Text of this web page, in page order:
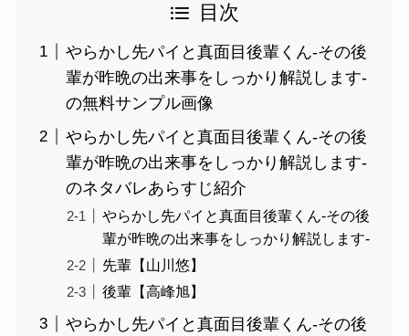
目次
やらかし先パイと真面目後輩くん-その後
輩が昨晩の出来事をしっかり解説します-
の無料サンプル画像
やらかし先パイと真面目後輩くん-その後
輩が昨晩の出来事をしっかり解説します-
のネタバレあらすじ紹介
やらかし先パイと真面目後輩くん-その後
輩が昨晩の出来事をしっかり解説します-
先輩【山川悠】
後輩【高峰旭】
やらかし先パイと真面目後輩くん-その後